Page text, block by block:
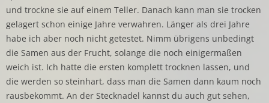
und trockne sie auf einem Teller. Danach kann man sie trocken
gelagert schon einige Jahre verwahren. Länger als drei Jahre
habe ich aber noch nicht getestet. Nimm übrigens unbedingt
die Samen aus der Frucht, solange die noch einigermaßen
weich ist. Ich hatte die ersten komplett trocknen lassen, und
die werden so steinhart, dass man die Samen dann kaum noch
rausbekommt. An der Stecknadel kannst du auch gut sehen,